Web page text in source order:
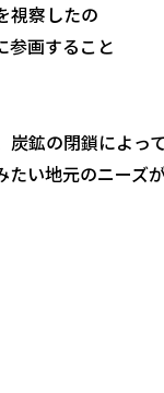
視察したの
参画すること
鉱の閉鎖によっ
い地元のニー